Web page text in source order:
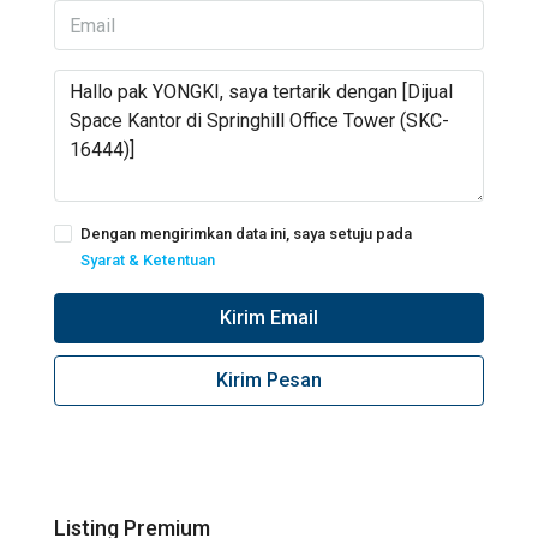
Dengan mengirimkan data ini, saya setuju pada
Syarat & Ketentuan
Kirim Email
Kirim Pesan
Listing Premium